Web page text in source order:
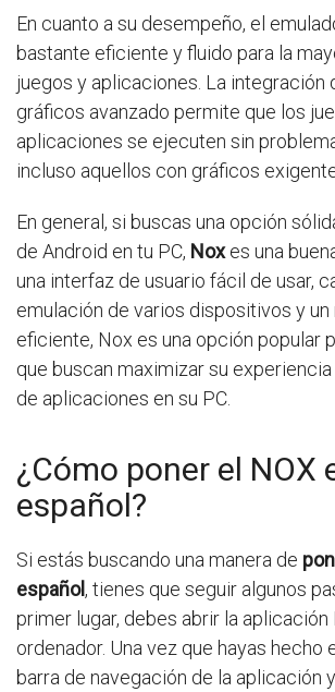
En cuanto a su desempeño, el
bastante eficiente y fluido para la
juegos y aplicaciones. La integración
gráficos avanzado permite que los
aplicaciones se ejecuten sin
incluso aquellos con gráficos
En general, si buscas una opción
de Android en tu PC, Noxes una
una interfaz de usuario fácil de usar,
emulación de varios dispositivos y
eficiente, Nox es una opción popular
que buscan maximizar su
de aplicaciones en su PC.
¿Cómo poner el NOX
español?
Si estás buscando una manera de
español, tienes que seguir algunos
primer lugar, debes abrir la aplicación
ordenador. Una vez que hayas hecho
barra de navegación de la aplicación